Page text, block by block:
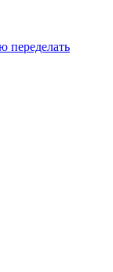
переделать